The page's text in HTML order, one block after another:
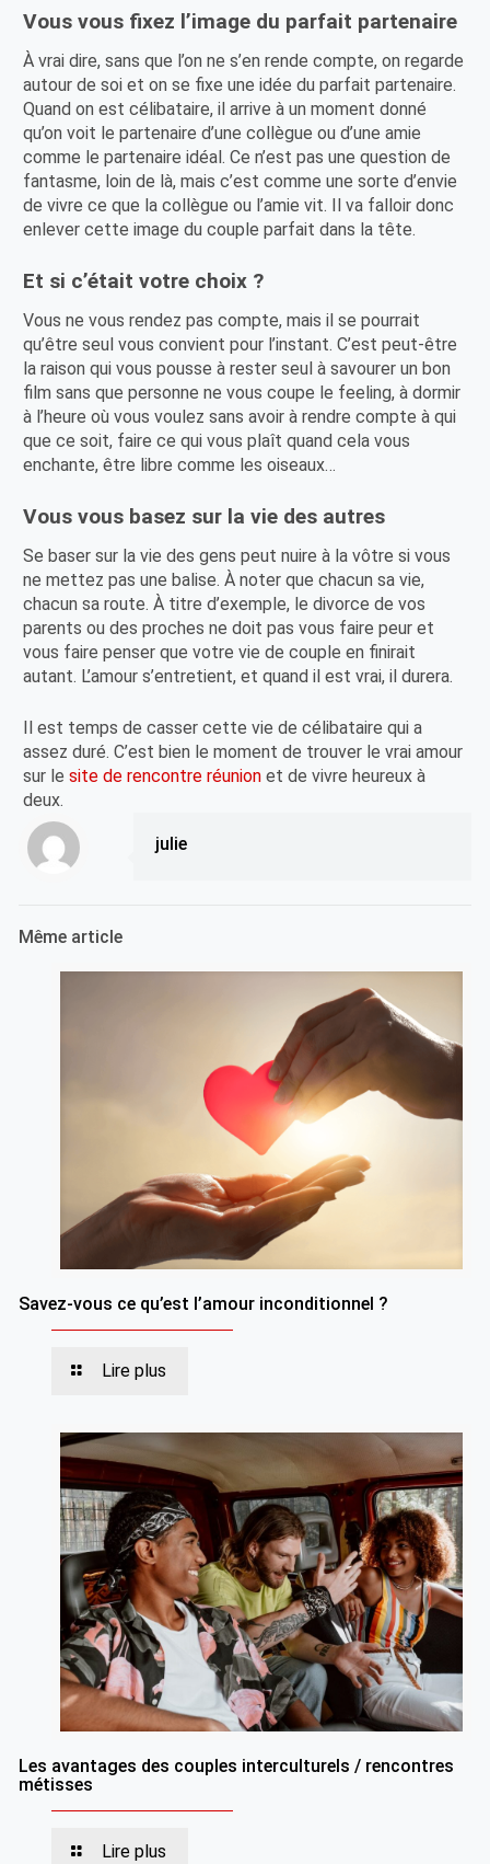
Vous vous fixez l’image du parfait partenaire
À vrai dire, sans que l’on ne s’en rende compte, on regarde
autour de soi et on se fixe une idée du parfait partenaire.
Quand on est célibataire, il arrive à un moment donné
qu’on voit le partenaire d’une collègue ou d’une amie
comme le partenaire idéal. Ce n’est pas une question de
fantasme, loin de là, mais c’est comme une sorte d’envie
de vivre ce que la collègue ou l’amie vit. Il va falloir donc
enlever cette image du couple parfait dans la tête.
Et si c’était votre choix ?
Vous ne vous rendez pas compte, mais il se pourrait
qu’être seul vous convient pour l’instant. C’est peut-être
la raison qui vous pousse à rester seul à savourer un bon
film sans que personne ne vous coupe le feeling, à dormir
à l’heure où vous voulez sans avoir à rendre compte à qui
que ce soit, faire ce qui vous plaît quand cela vous
enchante, être libre comme les oiseaux…
Vous vous basez sur la vie des autres
Se baser sur la vie des gens peut nuire à la vôtre si vous
ne mettez pas une balise. À noter que chacun sa vie,
chacun sa route. À titre d’exemple, le divorce de vos
parents ou des proches ne doit pas vous faire peur et
vous faire penser que votre vie de couple en finirait
autant. L’amour s’entretient, et quand il est vrai, il durera.
Il est temps de casser cette vie de célibataire qui a
assez duré. C’est bien le moment de trouver le vrai amour
sur lesite de rencontre réunion et de vivre heureux à
deux.
julie
Même article
Savez-vous ce qu’est l’amour inconditionnel ?
Lire plus
Les avantages des couples interculturels / rencontres
métisses
Lire plus